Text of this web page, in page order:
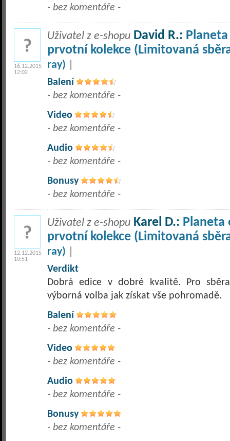
- bez komentáře -
16.12.2015
12:02
Uživatel z e-shopu David R.:
prvotní kolekce (Limitovaná
ray)
Balení
- bez komentáře -
Video
- bez komentáře -
Audio
- bez komentáře -
Bonusy
- bez komentáře -
12.12.2015
10:51
Uživatel z e-shopu Karel D.: Planeta
prvotní kolekce (Limitovaná
ray)
Verdikt
Dobrá edice v dobré kvalitě. Pro
výborná volba jak získat vše pohromadě.
Balení
- bez komentáře -
Video
- bez komentáře -
Audio
- bez komentáře -
Bonusy
- bez komentáře -